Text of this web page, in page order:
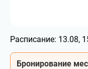
Расписание: 13.08,
Бронирование